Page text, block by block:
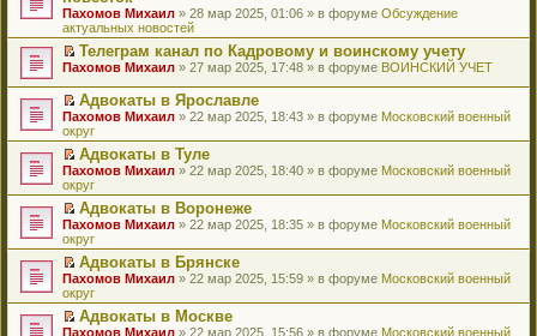
ю
щ
е
н
и
ю
о
о
б
щ
е
н
и
ю
о
м
у
с
о
б
щ
е
н
и
ю
а
н
н
м
у
с
о
о
б
щ
е
н
и
ю
о
ч
и
а
н
н
о
м
у
с
о
о
б
щ
е
н
и
ю
н
е
п
о
и
т
а
н
н
о
м
у
с
о
о
б
щ
е
н
и
ю
в
о
м
у
н
п
р
о
ч
и
т
а
н
н
о
м
у
с
о
о
б
щ
п
е
р
о
м
у
н
е
п
р
о
ч
и
т
а
н
н
о
м
у
с
о
е
р
е
й
т
к
п
е
р
в
о
м
у
н
е
п
р
о
ч
и
т
а
Пахомов Михаил » 28 мар 2025, 01:06 » в форуме Обсуждение
актуальных новостей
П
р
е
й
т
и
к
п
е
р
в
о
м
у
н
е
п
р
Телеграм канал по Кадровому и воинскому учету
Пахомов Михаил » 27 мар 2025, 17:48 » в форуме ВОИНСКИЙ УЧЕТ
П
е
р
е
й
т
и
к
п
е
р
в
о
м
у
н
Адвокаты в Ярославле
Пахомов Михаил » 22 мар 2025, 18:43 » в форуме Московский военный
округ
П
е
р
е
й
т
и
к
п
е
р
в
Адвокаты в Туле
Пахомов Михаил » 22 мар 2025, 18:40 » в форуме Московский военный
округ
П
е
р
е
й
т
и
к
Адвокаты в Воронеже
Пахомов Михаил » 22 мар 2025, 18:35 » в форуме Московский военный
округ
П
е
р
е
й
Адвокаты в Брянске
Пахомов Михаил » 22 мар 2025, 15:59 » в форуме Московский военный
округ
П
Адвокаты в Москве
Пахомов Михаил » 22 мар 2025, 15:56 » в форуме Московский военный